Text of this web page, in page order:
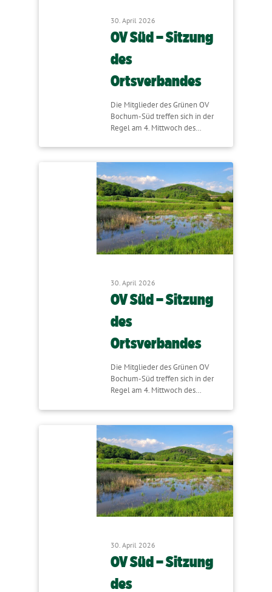
30. April 2026
OV Süd – Sitzung
des
Ortsverbandes
Die Mitglieder des Grünen OV
Bochum-Süd treffen sich in der
Regel am 4. Mittwoch des…
30. April 2026
OV Süd – Sitzung
des
Ortsverbandes
Die Mitglieder des Grünen OV
Bochum-Süd treffen sich in der
Regel am 4. Mittwoch des…
30. April 2026
OV Süd – Sitzung
des